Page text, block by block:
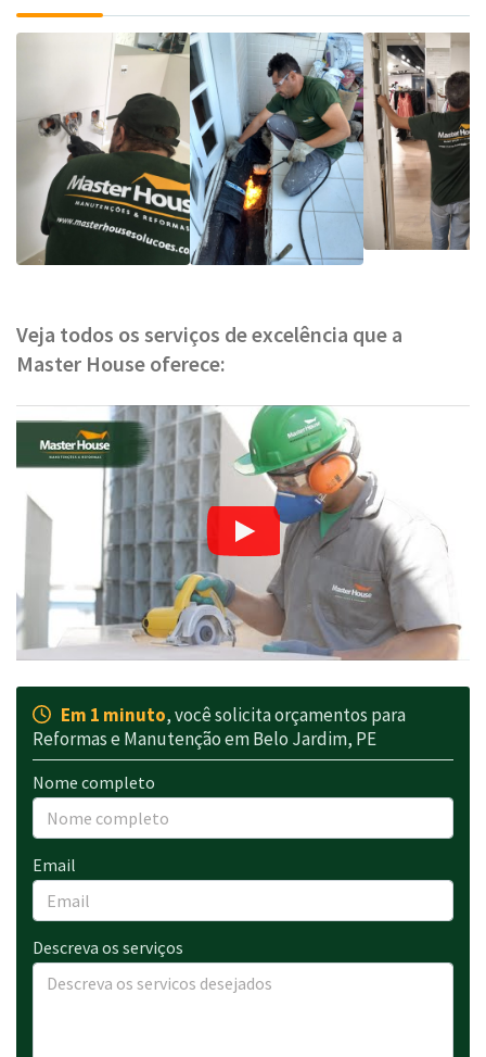
Veja todos os serviços de excelência que a
Master House oferece:
Em 1 minuto, você solicita orçamentos para
Reformas e Manutenção em Belo Jardim, PE
Nome completo
Email
Descreva os serviços